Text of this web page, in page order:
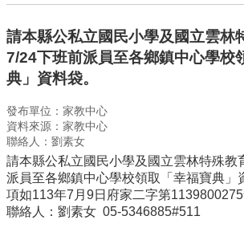
性
專
區
校
園
動
態
認
識
本
校
請本縣公私立國民小學及國立雲林
7/24下班前派員至各鄉鎮中心學校
典」資料袋。
發布單位：家教中心
資料來源：家教中心
聯絡人：劉素女
請本縣公私立國民小學及國立雲林特殊教
派員至各鄉鎮中心學校領取「幸福寶典」
項如113年7月9日府家二字第1139800275
聯絡人：劉素女 05-5346885#511